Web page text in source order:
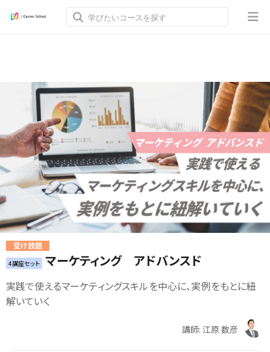
受け放題
4講座セット マーケティング アドバンスド
実践で使えるマーケティングスキルを中心に、実例をもとに紐
解いていく
講師: 江原 数彦